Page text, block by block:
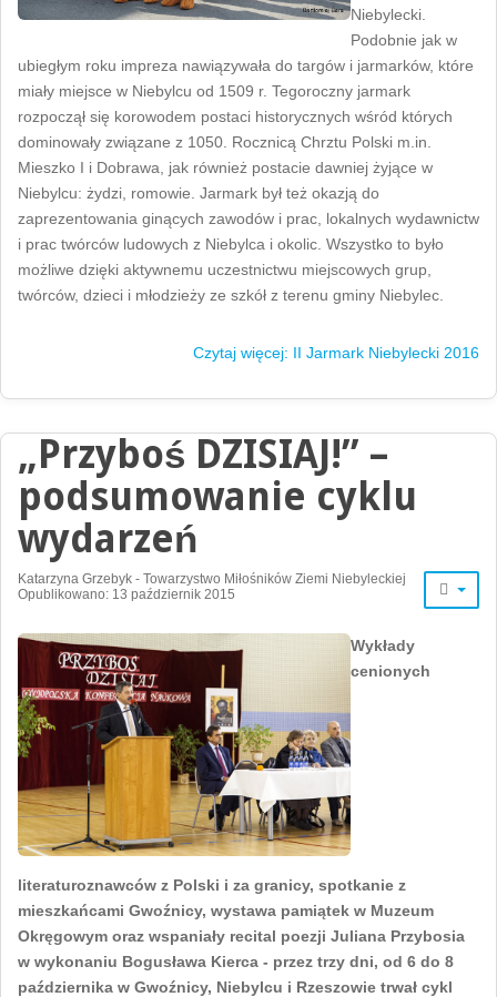
Niebylecki.
Podobnie jak w
ubiegłym roku impreza nawiązywała do targów i jarmarków, które
miały miejsce w Niebylcu od 1509 r. Tegoroczny jarmark
rozpoczął się korowodem postaci historycznych wśród których
dominowały związane z 1050. Rocznicą Chrztu Polski m.in.
Mieszko I i Dobrawa, jak również postacie dawniej żyjące w
Niebylcu: żydzi, romowie. Jarmark był też okazją do
zaprezentowania ginących zawodów i prac, lokalnych wydawnictw
i prac twórców ludowych z Niebylca i okolic. Wszystko to było
możliwe dzięki aktywnemu uczestnictwu miejscowych grup,
twórców, dzieci i młodzieży ze szkół z terenu gminy Niebylec.
Czytaj więcej: II Jarmark Niebylecki 2016
„Przyboś DZISIAJ!” –
podsumowanie cyklu
wydarzeń
Katarzyna Grzebyk - Towarzystwo Miłośników Ziemi Niebyleckiej
Opublikowano: 13 październik 2015
Wykłady
cenionych
literaturoznawców z Polski i za granicy, spotkanie z
mieszkańcami Gwoźnicy, wystawa pamiątek w Muzeum
Okręgowym oraz wspaniały recital poezji Juliana Przybosia
w wykonaniu Bogusława Kierca - przez trzy dni, od 6 do 8
października w Gwoźnicy, Niebylcu i Rzeszowie trwał cykl